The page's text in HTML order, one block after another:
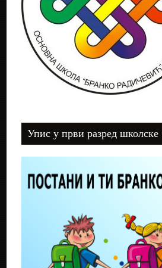
Упис у први разред